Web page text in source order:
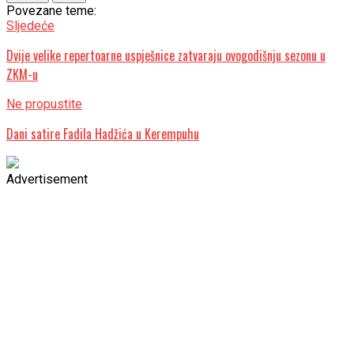
Povezane teme:
Sljedeće
Dvije velike repertoarne uspješnice zatvaraju ovogodišnju sezonu u
ZKM-u
Ne propustite
Dani satire Fadila Hadžića u Kerempuhu
Advertisement